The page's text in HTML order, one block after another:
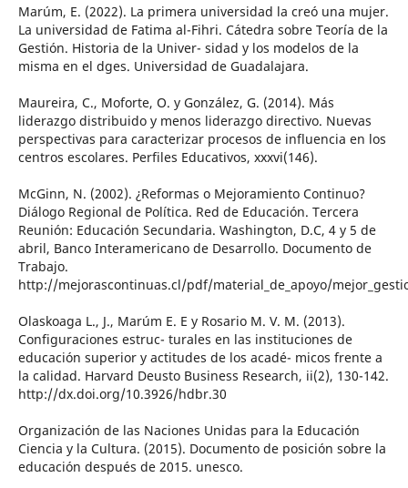
Marúm, E. (2022). La primera universidad la creó una mujer.
La universidad de Fatima al-Fihri. Cátedra sobre Teoría de la
Gestión. Historia de la Univer- sidad y los modelos de la
misma en el dges. Universidad de Guadalajara.
Maureira, C., Moforte, O. y González, G. (2014). Más
liderazgo distribuido y menos liderazgo directivo. Nuevas
perspectivas para caracterizar procesos de influencia en los
centros escolares. Perfiles Educativos, xxxvi(146).
McGinn, N. (2002). ¿Reformas o Mejoramiento Continuo?
Diálogo Regional de Política. Red de Educación. Tercera
Reunión: Educación Secundaria. Washington, D.C, 4 y 5 de
abril, Banco Interamericano de Desarrollo. Documento de
Trabajo.
http://mejorascontinuas.cl/pdf/material_de_apoyo/
Olaskoaga L., J., Marúm E. E y Rosario M. V. M. (2013).
Configuraciones estruc- turales en las instituciones de
educación superior y actitudes de los acadé- micos frente a
la calidad. Harvard Deusto Business Research, ii(2), 130-142.
http://dx.doi.org/10.3926/hdbr.30
Organización de las Naciones Unidas para la Educación
Ciencia y la Cultura. (2015). Documento de posición sobre la
educación después de 2015. unesco.